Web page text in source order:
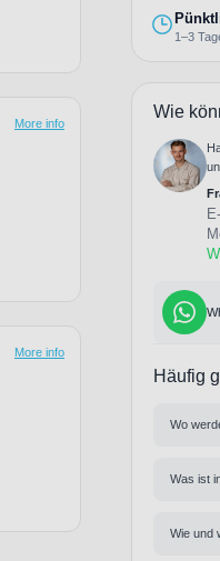
More info
More info
1–3
Wie
Häufig
Wo
Was ist
Wie und